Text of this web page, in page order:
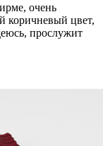
очень
коричневый цвет,
прослужит